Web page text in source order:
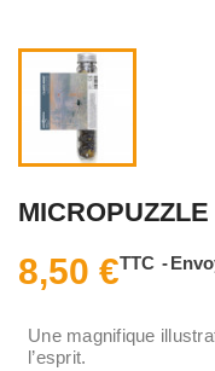
8,50 €TTC
Une magnifique
l’esprit.